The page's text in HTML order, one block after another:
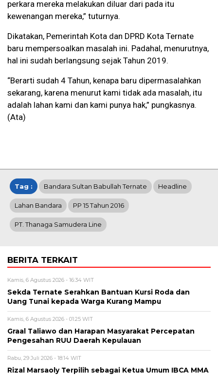
perkara mereka melakukan diluar dari pada itu
kewenangan mereka,” tuturnya.
Dikatakan, Pemerintah Kota dan DPRD Kota Ternate
baru mempersoalkan masalah ini. Padahal, menurutnya,
hal ini sudah berlangsung sejak Tahun 2019.
“Berarti sudah 4 Tahun, kenapa baru dipermasalahkan
sekarang, karena menurut kami tidak ada masalah, itu
adalah lahan kami dan kami punya hak,” pungkasnya.
(Ata)
Tag : Bandara Sultan Babullah Ternate Headline
Lahan Bandara PP 15 Tahun 2016
PT. Thanaga Samudera Line
BERITA TERKAIT
Kamis, 6 Agustus 2026 - 16:34 WIT
Sekda Ternate Serahkan Bantuan Kursi Roda dan
Uang Tunai kepada Warga Kurang Mampu
Kamis, 6 Agustus 2026 - 01:25 WIT
Graal Taliawo dan Harapan Masyarakat Percepatan
Pengesahan RUU Daerah Kepulauan
Rabu, 29 Juli 2026 - 18:14 WIT
Rizal Marsaoly Terpilih sebagai Ketua Umum IBCA MMA